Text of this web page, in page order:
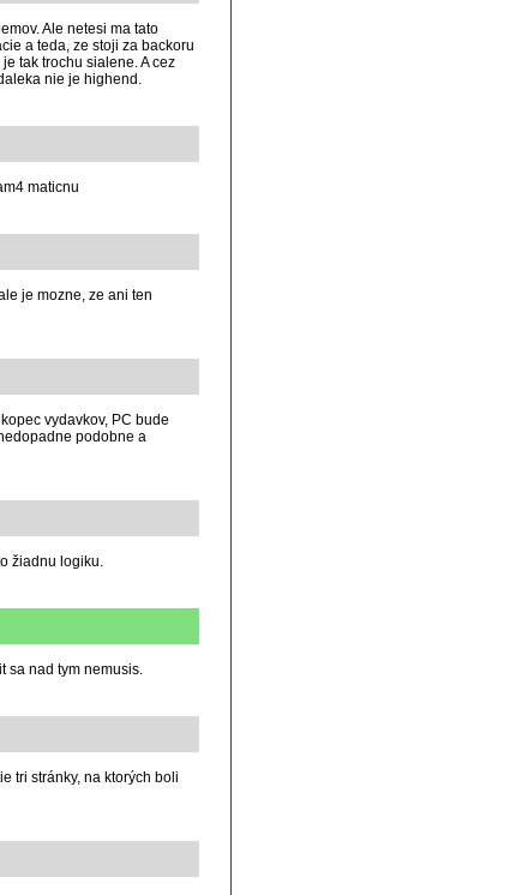
Ale netesi ma tato
a teda, ze stoji za backoru
tak trochu sialene. A cez
nie je highend.
maticnu
je mozne, ze ani ten
vydavkov, PC bude
podobne a
žiadnu logiku.
sa nad tym nemusis.
tri stránky, na ktorých boli